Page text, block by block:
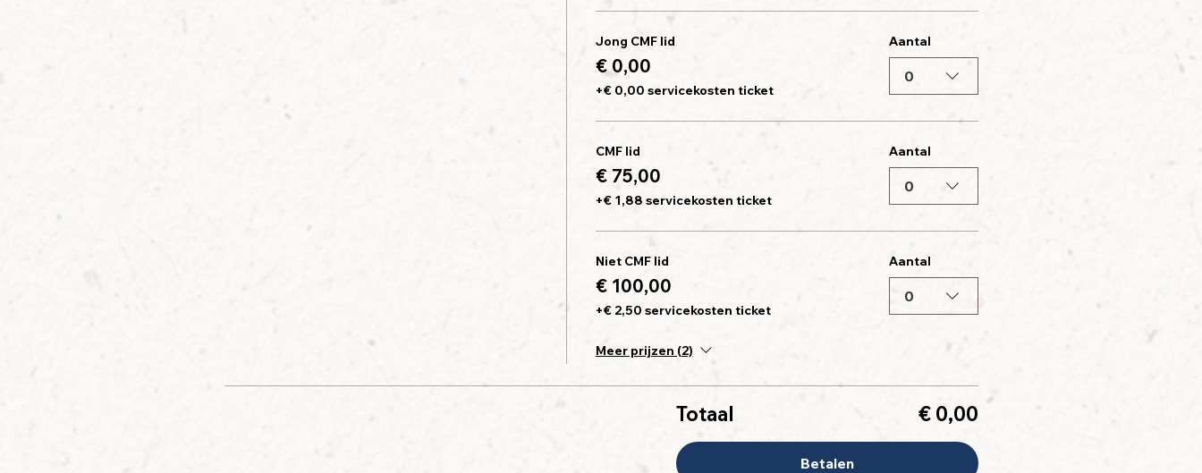
Jong CMF lid
€ 0,00
+€ 0,00 servicekosten ticket
Aantal
0
CMF lid
€ 75,00
+€ 1,88 servicekosten ticket
Aantal
0
Niet CMF lid
€ 100,00
+€ 2,50 servicekosten ticket
Aantal
0
Meer prijzen (2)
Totaal € 0,00
Betalen